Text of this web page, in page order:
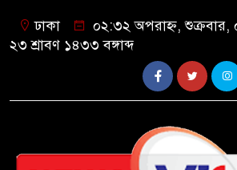
ঢাকা
০২:৩২ অপরাহ্ন,
২৩ শ্রাবণ ১৪৩৩ বঙ্গাব্দ